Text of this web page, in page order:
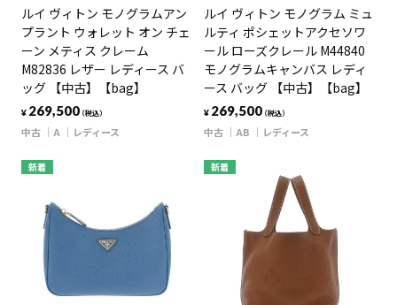
ルイ ヴィトン モノグラムアン
プラント ウォレット オン チェ
ーン メティス クレーム
M82836 レザー レディース バ
ッグ 【中古】【bag】
¥ 269,500（税込）
中古 A レディース
ルイ ヴィトン モノグラム ミュ
ルティ ポシェットアクセソワ
ール ローズクレール M44840
モノグラムキャンバス レディ
ース バッグ 【中古】【bag】
¥ 269,500（税込）
中古 AB レディース
新着 新着